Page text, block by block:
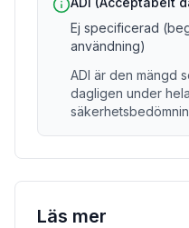
Ej specificerad
användning)
ADI är den mängd
dagligen under
Läs mer